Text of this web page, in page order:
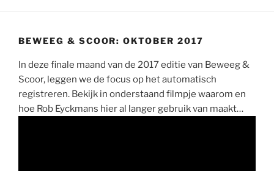
BEWEEG & SCOOR: OKTOBER 2017
In deze finale maand van de 2017 editie van Beweeg &
Scoor, leggen we de focus op het automatisch
registreren. Bekijk in onderstaand filmpje waarom en
hoe Rob Eyckmans hier al langer gebruik van maakt…